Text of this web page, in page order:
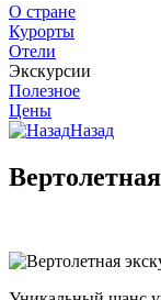
О стране
Курорты
Отели
Экскурсии
Полезное
Цены
Назад